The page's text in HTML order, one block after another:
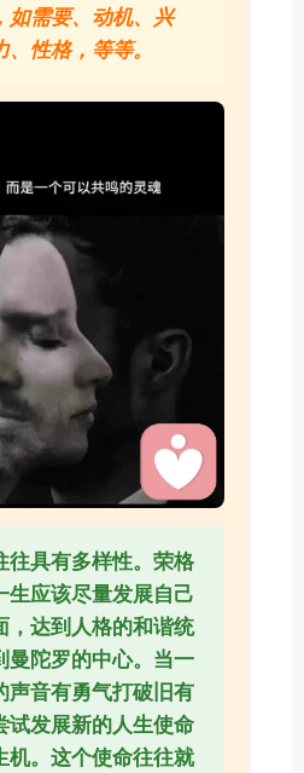
如需要、动机、兴
性格，等等。
往具有多样性。荣格
生应该尽量发展自己
，达到人格的和谐统
曼陀罗的中心。当一
声音有勇气打破旧有
试发展新的人生使命
机。这个使命往往就